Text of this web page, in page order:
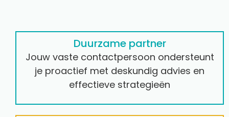
Duurzame partner
Jouw vaste contactpersoon ondersteunt
je proactief met deskundig advies en
effectieve strategieën